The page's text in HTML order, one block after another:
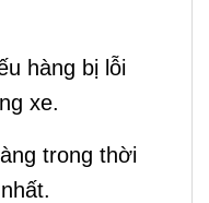
hàng bị lỗi
xe.
trong thời